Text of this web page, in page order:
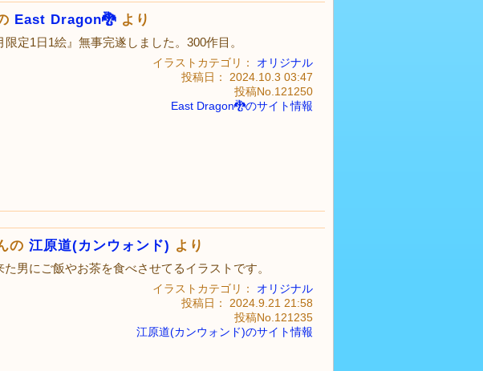
East Dragon🐉 より
限定1日1絵』無事完遂しました。300作目。
イラストカテゴリ： オリジナル
投稿日： 2024.10.3 03:47
投稿No.121250
East Dragon🐉のサイト情報
の 江原道(カンウォンド) より
男にご飯やお茶を食べさせてるイラストです。
イラストカテゴリ： オリジナル
投稿日： 2024.9.21 21:58
投稿No.121235
江原道(カンウォンド)のサイト情報